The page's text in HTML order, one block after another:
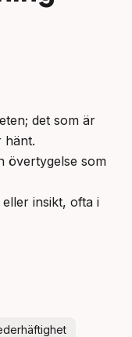
det som är
hänt.
övertygelse som
insikt, ofta i